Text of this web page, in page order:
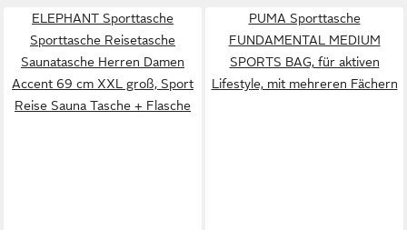
ELEPHANT Sporttasche
Sporttasche Reisetasche
Saunatasche Herren Damen
Accent 69 cm XXL groß, Sport
Reise Sauna Tasche + Flasche
PUMA Sporttasche
FUNDAMENTAL MEDIUM
SPORTS BAG, für aktiven
Lifestyle, mit mehreren Fächern